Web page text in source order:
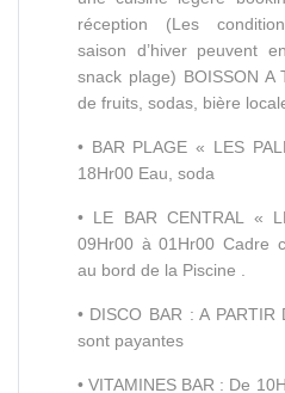
réception (Les
saison d’hiver peuvent
snack plage) BOISSON A
de fruits, sodas, bière
• BAR PLAGE « LES
18Hr00 Eau, soda
• LE BAR CENTRAL «
09Hr00 à 01Hr00 Cadre
au bord de la Piscine .
• DISCO BAR : A
sont payantes
• VITAMINES BAR : De